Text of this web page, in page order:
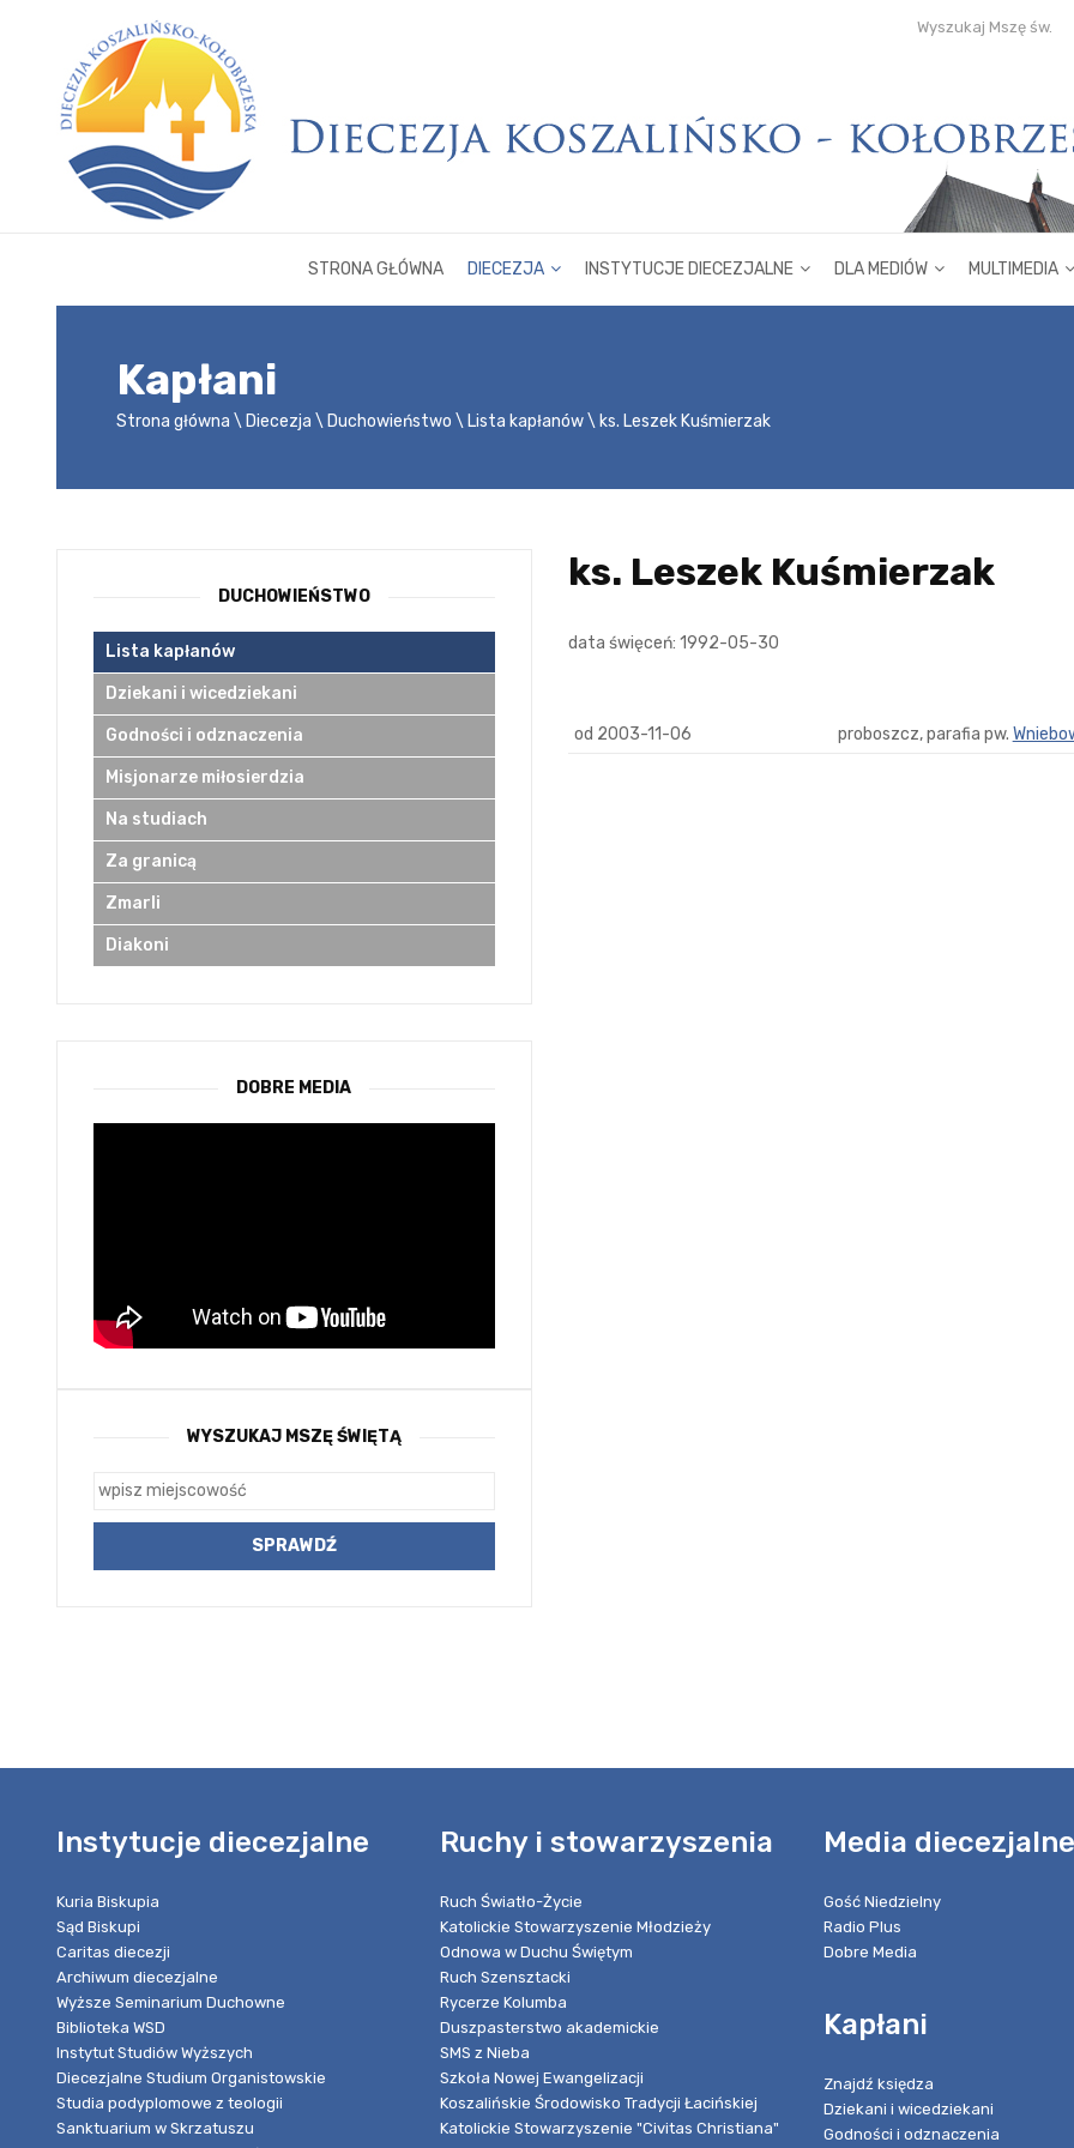
Wyszukaj Mszę św.
STRONA GŁÓWNA DIECEZJA INSTYTUCJE DIECEZJALNE DLA MEDIÓW MULTIMEDIA
Kapłani
Strona główna Diecezja Duchowieństwo Lista kapłanów ks. Leszek Kuśmierzak
ks. Leszek Kuśmierzak
data święceń: 1992-05-30
od 2003-11-06 proboszcz, parafia pw.
DUCHOWIEŃSTWO
Lista kapłanów
Dziekani i wicedziekani
Godności i odznaczenia
Misjonarze miłosierdzia
Na studiach
Za granicą
Zmarli
Diakoni
DOBRE MEDIA
WYSZUKAJ MSZĘ ŚWIĘTĄ
Instytucje diecezjalne
Kuria Biskupia
Sąd Biskupi
Caritas diecezji
Archiwum diecezjalne
Wyższe Seminarium Duchowne
Biblioteka WSD
Instytut Studiów Wyższych
Diecezjalne Studium Organistowskie
Studia podyplomowe z teologii
Sanktuarium w Skrzatuszu
Ruchy i stowarzyszenia
Ruch Światło-Życie
Katolickie Stowarzyszenie Młodzieży
Odnowa w Duchu Świętym
Ruch Szensztacki
Rycerze Kolumba
Duszpasterstwo akademickie
SMS z Nieba
Szkoła Nowej Ewangelizacji
Koszalińskie Środowisko Tradycji Łacińskiej
Katolickie Stowarzyszenie "Civitas Christiana"
Media diecezjalne
Gość Niedzielny
Radio Plus
Dobre Media
Kapłani
Znajdź księdza
Dziekani i wicedziekani
Godności i odznaczenia